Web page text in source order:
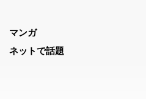
マンガ
ネットで話題